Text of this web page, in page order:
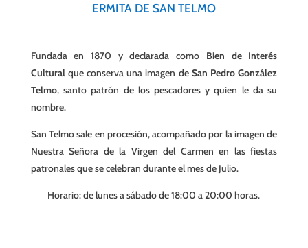
ERMITA DE SAN TELMO
Fundada en 1870 y declarada como Bien de Interés
Cultural que conserva una imagen de San Pedro González
Telmo, santo patrón de los pescadores y quien le da su
nombre.
San Telmo sale en procesión, acompañado por la imagen de
Nuestra Señora de la Virgen del Carmen en las fiestas
patronales que se celebran durante el mes de Julio.
Horario: de lunes a sábado de 18:00 a 20:00 horas.